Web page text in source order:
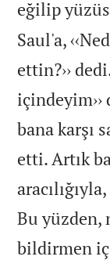
eğilip
Saul'a,
ettin?››
içindeyim››
bana karşı
etti. Artık
Bu yüzden,
bildirmen